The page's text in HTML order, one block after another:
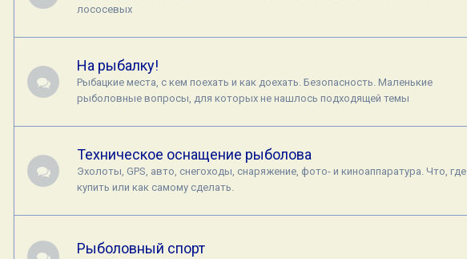
лососевых
На рыбалку!
Рыбацкие места, с кем поехать и как доехать. Безопасность. Маленькие
рыболовные вопросы, для которых не нашлось подходящей темы
Техническое оснащение рыболова
Эхолоты, GPS, авто, снегоходы, снаряжение, фото- и киноаппаратура. Что, где
купить или как самому сделать.
Рыболовный спорт